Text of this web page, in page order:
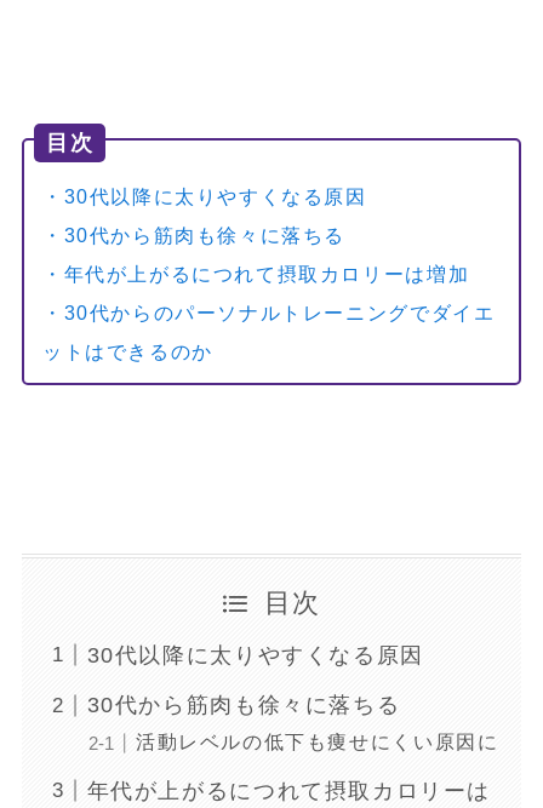
目次
・30代以降に太りやすくなる原因
・30代から筋肉も徐々に落ちる
・年代が上がるにつれて摂取カロリーは増加
・30代からのパーソナルトレーニングでダイエ
ットはできるのか
目次
30代以降に太りやすくなる原因
30代から筋肉も徐々に落ちる
活動レベルの低下も痩せにくい原因に
年代が上がるにつれて摂取カロリーは